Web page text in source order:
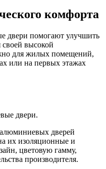
комфорта
двери помогают улучшить
своей высокой
для жилых помещений,
или на первых этажах
дверей
их изоляционные и
цветовую гамму,
производителя.